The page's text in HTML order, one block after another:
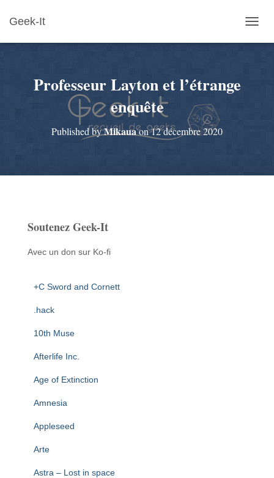
Geek-It
U
Professeur Layton et l’étrange
enquête
Published byMikauaon12 décembre 2020
Soutenez Geek-It
Avec un don sur Ko-fi
+C Sword and Cornett
.hack
10th Muse
Afterlife Inc.
Age of Extinction
Amnesia
Appleseed
Arte
Astra – Lost in space